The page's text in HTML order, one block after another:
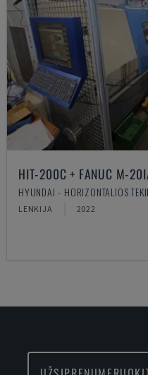
HIT-200C + FANUC M-
HYUNDAI - HORIZONTALIOS
LENKIJA 2022